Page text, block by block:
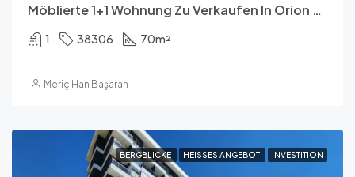
Möblierte 1+1 Wohnung Zu Verkaufen In Orion Hill, Avsallar – 70 M²
1 38306 70m²
Meriç Han Başaran
BERGBLICKE HEISSES ANGEBOT INVESTITION